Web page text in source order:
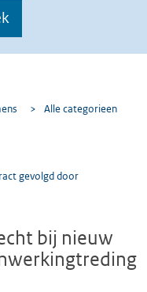
> Alle categorieen
gevolgd door
bij nieuw